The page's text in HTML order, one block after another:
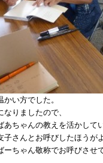
い方でした。
りましたので、
あちゃんの教えを活かして
子さんとお呼びしたほうが
ーちゃん敬称でお呼びさせ